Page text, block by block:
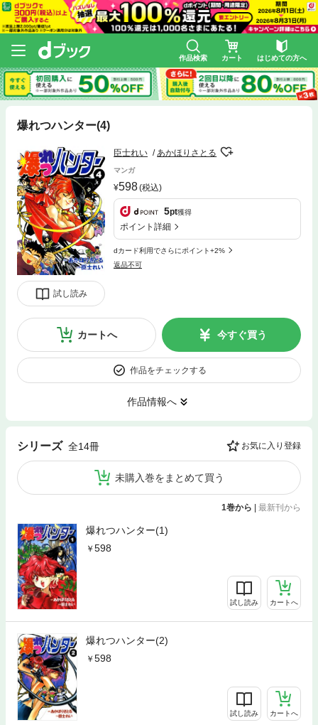
作品検索 カート はじめての方へ
爆れつハンター(4)
試し読み
臣士れい あかほりさとる
マンガ
598(税込)
5pt獲得
ポイント詳細
dカード利用でさらにポイント+2%
返品不可
カートへ 今すぐ買う
作品をチェックする
作品情報へ
シリーズ 全14冊 お気に入り登録
未購入巻をまとめて買う
1巻から | 最新刊から
爆れつハンター(1)
598
試し読み カートへ
爆れつハンター(2)
598
試し読み カートへ